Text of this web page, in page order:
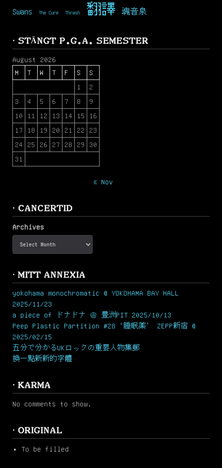
Swans The Cure Thrash 翻譯 魂音泉
· STÄNGT P.G.A. SEMESTER
August 2026
M
T W T F S
S
1
2
3
4 5 6 7 8
9
10
11 12 13 14 15
16
17
18 19 20 21 22
23
24
25 26 27 28 29
30
31
« Nov
· CANCERTID
Archives
· MITT ANNEXIA
yokohama monochromatic @ YOKOHAMA BAY HALL
2025/11/23
a piece of ドナドナ ＠ 豊洲PIT 2025/10/13
Peep Plastic Partition #28 ‘睡眠薬’ ZEPP新宿 @
2025/02/15
五分で分かるUKロックの重要人物集郵
換一點新新的字體
· KARMA
No comments to show.
· ORIGINAL
To be filled